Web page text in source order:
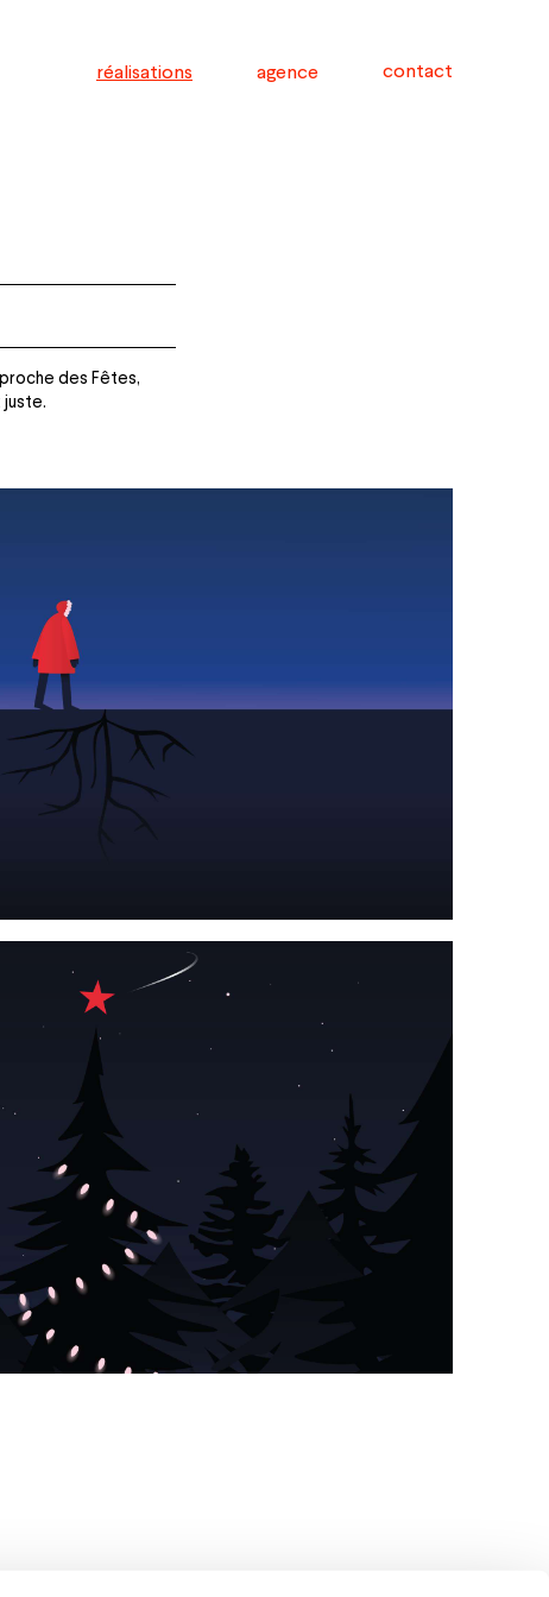
réalisations agence contact
des Fêtes,
juste.